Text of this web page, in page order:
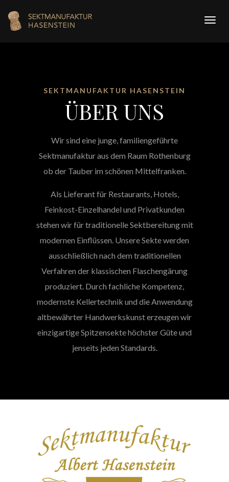
SEKTMANUFAKTUR HASENSTEIN
ÜBER UNS
Wir sind eine junge, familiengeführte
Sektmanufaktur aus dem Raum Rothenburg
ob der Tauber im schönen Mittelfranken.
Als Lieferant für Restaurants, Hotels,
Feinkost-Einzelhandel und Privatkunden
stehen wir für traditionelle Sektbereitung mit
modernen Einflüssen. Unsere Sekte werden
ausschließlich nach dem traditionellen
Verfahren der klassischen Flaschengärung
produziert. Durch fachliche Kompetenz,
modernste Kellertechnik und die Anwendung
altbewährter Handwerkskunst erzeugen wir
einzigartige Spitzensekte höchster Güte und
jenseits jeden Standards.